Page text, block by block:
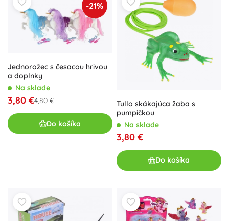
-21%
Jednorožec s česacou hrivou
a doplnky
Na sklade
3,80 €4,80 €
Do košíka
Tullo skákajúca žaba s
pumpičkou
Na sklade
3,80 €
Do košíka